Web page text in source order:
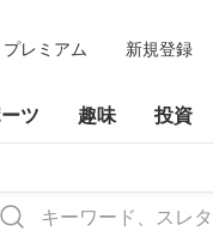
プレミアム 新規登録
ツ 趣味 投資